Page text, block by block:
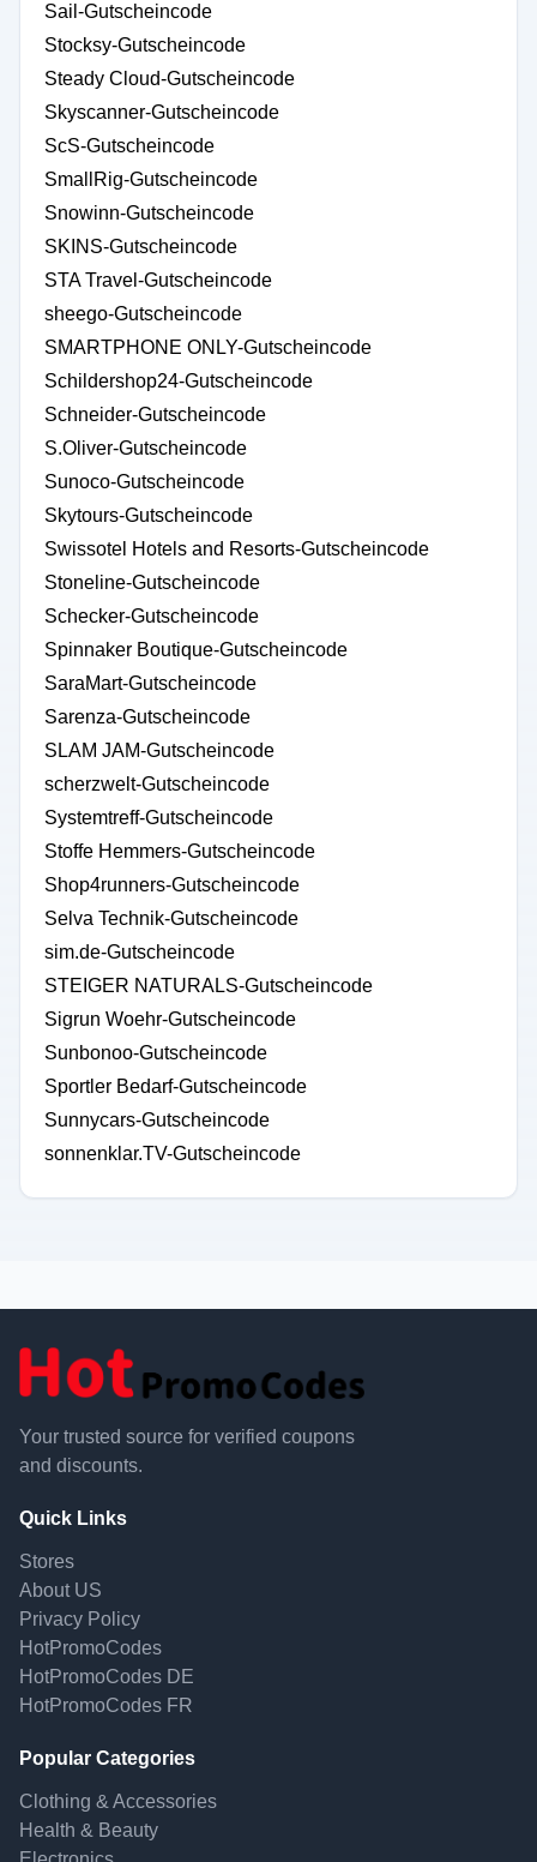
Sail-Gutscheincode
Stocksy-Gutscheincode
Steady Cloud-Gutscheincode
Skyscanner-Gutscheincode
ScS-Gutscheincode
SmallRig-Gutscheincode
Snowinn-Gutscheincode
SKINS-Gutscheincode
STA Travel-Gutscheincode
sheego-Gutscheincode
SMARTPHONE ONLY-Gutscheincode
Schildershop24-Gutscheincode
Schneider-Gutscheincode
S.Oliver-Gutscheincode
Sunoco-Gutscheincode
Skytours-Gutscheincode
Swissotel Hotels and Resorts-Gutscheincode
Stoneline-Gutscheincode
Schecker-Gutscheincode
Spinnaker Boutique-Gutscheincode
SaraMart-Gutscheincode
Sarenza-Gutscheincode
SLAM JAM-Gutscheincode
scherzwelt-Gutscheincode
Systemtreff-Gutscheincode
Stoffe Hemmers-Gutscheincode
Shop4runners-Gutscheincode
Selva Technik-Gutscheincode
sim.de-Gutscheincode
STEIGER NATURALS-Gutscheincode
Sigrun Woehr-Gutscheincode
Sunbonoo-Gutscheincode
Sportler Bedarf-Gutscheincode
Sunnycars-Gutscheincode
sonnenklar.TV-Gutscheincode
Your trusted source for verified coupons
and discounts.
Quick Links
Stores
About US
Privacy Policy
HotPromoCodes
HotPromoCodes DE
HotPromoCodes FR
Popular Categories
Clothing & Accessories
Health & Beauty